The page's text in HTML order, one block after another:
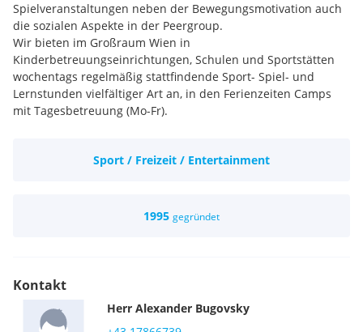
Spielveranstaltungen neben der Bewegungsmotivation auch
die sozialen Aspekte in der Peergroup.
Wir bieten im Großraum Wien in
Kinderbetreuungseinrichtungen, Schulen und Sportstätten
wochentags regelmäßig stattfindende Sport- Spiel- und
Lernstunden vielfältiger Art an, in den Ferienzeiten Camps
mit Tagesbetreuung (Mo-Fr).
verfügen, wie beispielsweise Lehrer, Dipl. Sportlehrer, Dipl.
Wir erwarten pädagogische und sportliche Kompetenzen,
Pünktlichkeit, perfekte Deutschkenntnisse in Wort und Schrift,
Sport / Freizeit / Entertainment
1995 gegründet
Kontakt
Herr Alexander Bugovsky